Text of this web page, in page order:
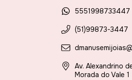
5551998733447
(51)99873-3447
Av. Alexandrino
Morada do Vale